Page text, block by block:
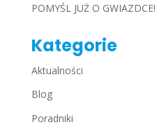
POMYŚL JUŻ O GWIAZDCE!
Kategorie
Aktualności
Blog
Poradniki